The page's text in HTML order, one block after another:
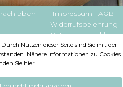
oben Impressum
AGB
Widerrufsbelehrung
Durch Nutzen dieser Seite sind Sie mit der
Nähere Informationen zu Cookies
Sie hier .
nicht mehr anzeigen